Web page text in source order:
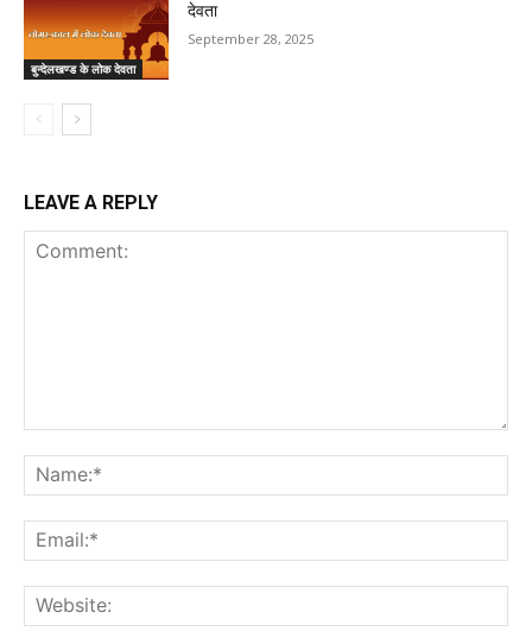
बुन्देलखण्ड के लोक देवता
देवता
September 28, 2025
LEAVE A REPLY